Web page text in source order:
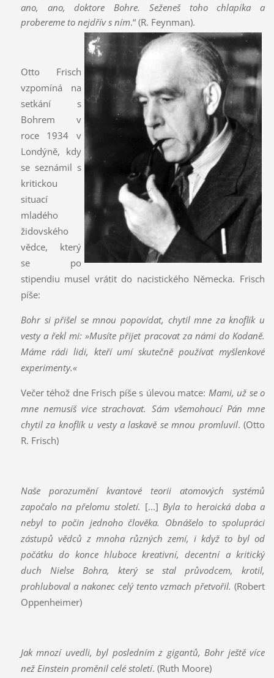
ano, ano, doktore Bohre. Seženeš toho chlapíka a
probereme to nejdřív s ním.“ (R. Feynman).
Otto Frisch
vzpomíná na
setkání s
Bohrem v
roce 1934 v
Londýně, kdy
se seznámil s
kritickou
situací
mladého
židovského
vědce, který
se po
stipendiu musel vrátit do nacistického Německa. Frisch
píše:
Bohr si přišel se mnou popovídat, chytil mne za knoflík u
vesty a řekl mi: »Musíte přijet pracovat za námi do Kodaně.
Máme rádi lidi, kteří umí skutečně používat myšlenkové
experimenty.«
Večer téhož dne Frisch píše s úlevou matce: Mami, už se o
mne nemusíš vice strachovat. Sám všemohoucí Pán mne
chytil za knoflík u vesty a laskavě se mnou promluvil. (Otto
R. Frisch)
Naše porozumění kvantové teorii atomových systémů
započalo na přelomu století. [...] Byla to heroická doba a
nebyl to počin jednoho člověka. Obnášelo to spolupráci
zástupů vědců z mnoha různých zemí, i když to byl od
počátku do konce hluboce kreativní, decentní a kritický
duch Nielse Bohra, který se stal průvodcem, krotil,
prohluboval a nakonec celý tento vzmach přetvořil.(Robert
Oppenheimer)
Jak mnozí uvedli, byl posledním z gigantů, Bohr ještě více
než Einstein proměnil celé století. (Ruth Moore)